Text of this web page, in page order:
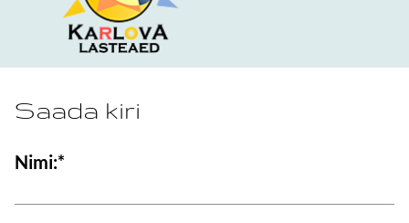
Saada kiri
Nimi: